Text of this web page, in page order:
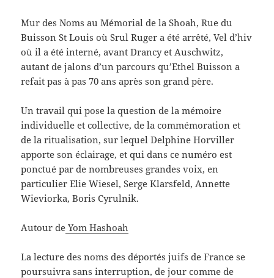
Mur des Noms au Mémorial de la Shoah, Rue du
Buisson St Louis où Srul Ruger a été arrêté, Vel d’hiv
où il a été interné, avant Drancy et Auschwitz,
autant de jalons d’un parcours qu’Ethel Buisson a
refait pas à pas 70 ans après son grand père.
Un travail qui pose la question de la mémoire
individuelle et collective, de la commémoration et
de la ritualisation, sur lequel Delphine Horviller
apporte son éclairage, et qui dans ce numéro est
ponctué par de nombreuses grandes voix, en
particulier Elie Wiesel, Serge Klarsfeld, Annette
Wieviorka, Boris Cyrulnik.
Autour de Yom Hashoah
La lecture des noms des déportés juifs de France se
poursuivra sans interruption, de jour comme de